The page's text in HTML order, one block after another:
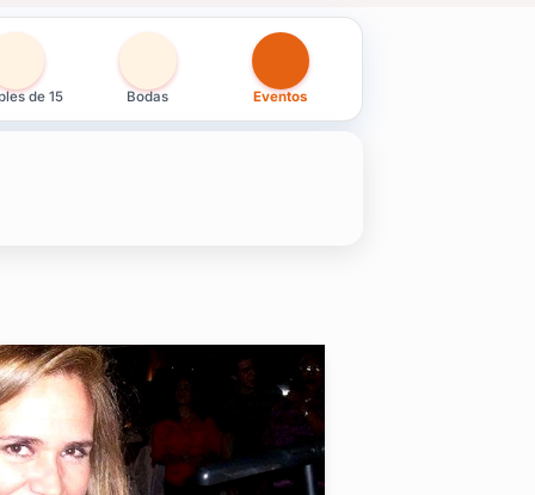
de 15 Bodas Eventos
en Tacuarembó
de año, jubilaciones, graduaciones y todo evento que